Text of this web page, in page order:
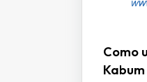
Como
Kabum